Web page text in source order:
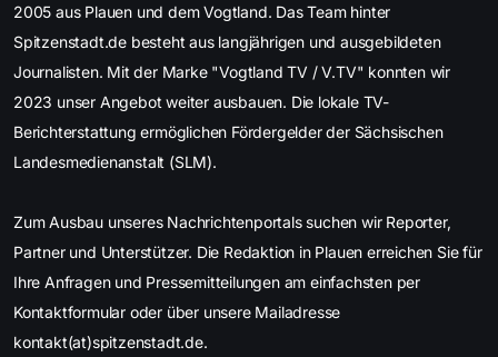
2005 aus Plauen und dem Vogtland. Das Team hinter
Spitzenstadt.de besteht aus langjährigen und ausgebildeten
Journalisten. Mit der Marke "Vogtland TV / V.TV" konnten wir
2023 unser Angebot weiter ausbauen. Die lokale TV-
Berichterstattung ermöglichen Fördergelder der Sächsischen
Landesmedienanstalt (SLM).
Zum Ausbau unseres Nachrichtenportals suchen wir Reporter,
Partner und Unterstützer. Die Redaktion in Plauen erreichen Sie für
Ihre Anfragen und Pressemitteilungen am einfachsten per
Kontaktformular oder über unsere Mailadresse
kontakt(at)spitzenstadt.de.